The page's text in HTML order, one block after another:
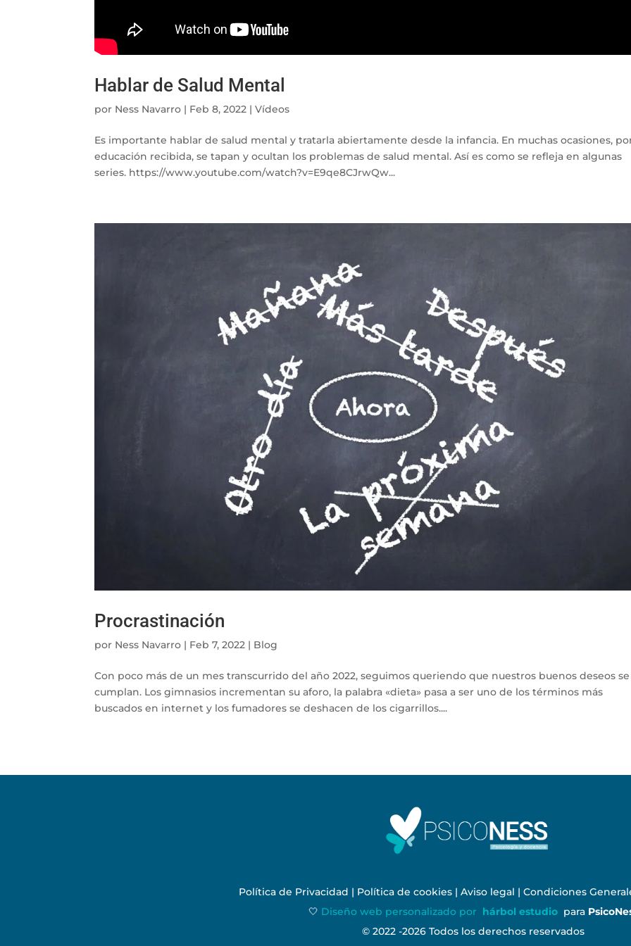
Hablar de Salud Mental
por Ness Navarro | Feb 8, 2022 |Vídeos
Es importante hablar de salud mental y tratarla abiertamente desde la infancia. En muchas ocasiones,
educación recibida, se tapan y ocultan los problemas de salud mental. Así es como se refleja en algunas
series. https://www.youtube.com/watch?v=E9qe8CJrwQw...
Procrastinación
por Ness Navarro | Feb 7, 2022 | Blog
Con poco más de un mes transcurrido del año 2022, seguimos queriendo que nuestros buenos deseos se
cumplan. Los gimnasios incrementan su aforo, la palabra «dieta» pasa a ser uno de los términos más
buscados en internet y los fumadores se deshacen de los cigarrillos....
Política de Privacidad | Política de cookies| Aviso legal | Condiciones
🤍 Diseño web personalizado por hárbol estudio para
© 2022 -2026 Todos los derechos reservados